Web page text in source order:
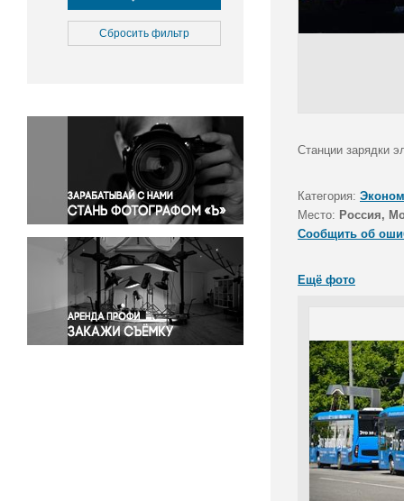
Культура
Медицина
Окружающая среда
Политика
Правосудие
Происшествия и конфликты
Религия
Светская жизнь
Спорт
Экология
Экономика и бизнес
Сбросить фильтр
Станции зарядки
Категория:
Место: Россия,
Сообщить об
Ещё фото